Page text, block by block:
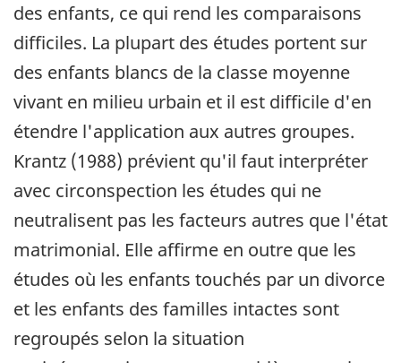
des enfants, ce qui rend les comparaisons
difficiles. La plupart des études portent sur
des enfants blancs de la classe moyenne
vivant en milieu urbain et il est difficile d'en
étendre l'application aux autres groupes.
Krantz (1988) prévient qu'il faut interpréter
avec circonspection les études qui ne
neutralisent pas les facteurs autres que l'état
matrimonial. Elle affirme en outre que les
études où les enfants touchés par un divorce
et les enfants des familles intactes sont
regroupés selon la situation